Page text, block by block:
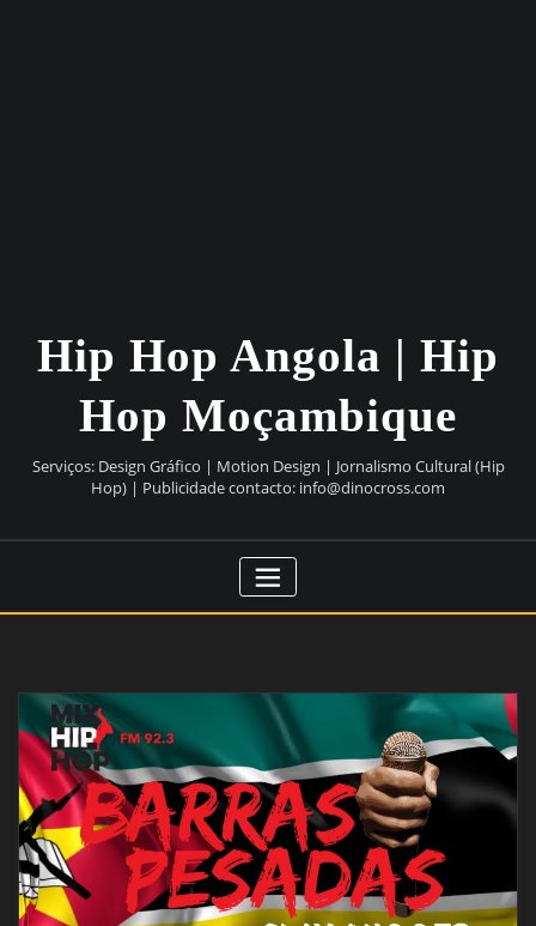
Hip Hop Angola | Hip
Hop Moçambique
Serviços: Design Gráfico | Motion Design | Jornalismo Cultural (Hip
Hop) | Publicidade contacto: info@dinocross.com